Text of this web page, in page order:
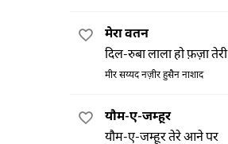
मेरा वतन
दिल-रुबा लाला हो फ़ज़ा तेरी
मीर सय्यद नज़ीर हुसैन नाशाद
यौम-ए-जम्हूर
यौम-ए-जम्हूर तेरे आने पर